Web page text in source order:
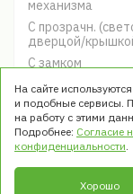
механизма
С прозрачн.
дверцой/
С замком
Срок службы, лет
Серия
Модель крышки
На сайте
и подобные сервисы.
на работу с этими
Подробнее: Согласие
конфиденциальности.
Хорошо